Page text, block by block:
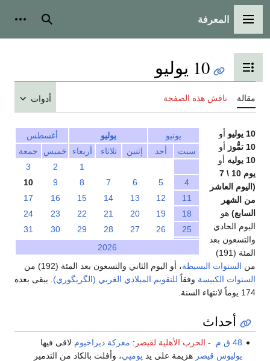
القائمة الرئيسية
المعرفة بحث
تبديل عرض جدول المحتويات
10 يوليو
مقالة ناقش هذه الصفحة أدوات
يونيو يوليو
أغسطس
سبت
أحد إثنين ثلاثاء أربعاء خميس
جمعة
1
2
3
4
5
6
7
8
9
10
11
12
13
14
15
16
17
18
19
20
21
22
23
24
25
26
27
28
29
30
31
2026
10 يوليو
أو
10 تمُّوز
أو
10 يوليه
أو
يوم 10 \ 7
(اليوم العاشر
من الشهر
السابع) هو
اليوم الحادي
والتسعون بعد
المئة (191)
من السنوات البسيطة، أو اليوم الثاني والتسعون بعد المئة (192) من
السنوات الكبيسة وفقاً للتقويم الميلادي الغربي (الگريگوري) . يبقى بعده
174 يوماً لانتهاء السنة.
أحداث
48 ق.م. - الحرب الأهلية لقيصر : معركة ديراخيوم لاقى فيها
يوليوس قيصر هزيمة على يد پومپي، وأفلت بالكاد من التدمير